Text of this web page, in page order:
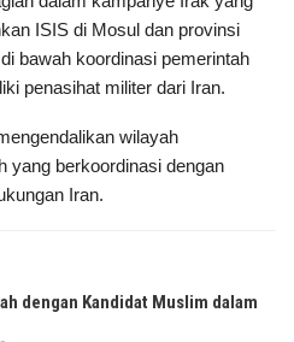
ISIS di Mosul dan provinsi
bawah koordinasi pemerintah
penasihat militer dari Iran.
wilayah
yang berkoordinasi dengan
Iran.
dengan Kandidat Muslim dalam